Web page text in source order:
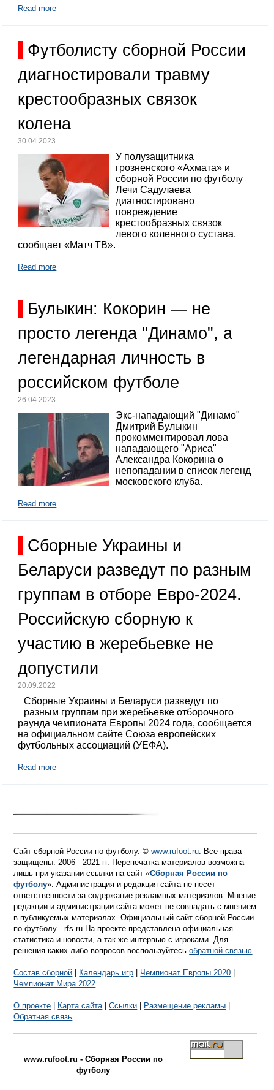
Read more
Футболисту сборной России
диагностировали травму
крестообразных связок
колена
30.04.2023
У полузащитника
грозненского «Ахмата» и
сборной России по футболу
Лечи Садулаева
диагностировано
повреждение
крестообразных связок
левого коленного сустава,
сообщает «Матч ТВ».
Read more
Булыкин: Кокорин — не
просто легенда "Динамо", а
легендарная личность в
российском футболе
26.04.2023
Экс-нападающий "Динамо"
Дмитрий Булыкин
прокомментировал лова
нападающего "Ариса"
Александра Кокорина о
непопадании в список легенд
московского клуба.
Read more
Сборные Украины и
Беларуси разведут по разным
группам в отборе Евро-2024.
Российскую сборную к
участию в жеребьевке не
допустили
20.09.2022
Сборные Украины и Беларуси разведут по
разным группам при жеребьевке отборочного
раунда чемпионата Европы 2024 года, сообщается
на официальном сайте Союза европейских
футбольных ассоциаций (УЕФА).
Read more
Сайт сборной России по футболу. ©www.rufoot.ru. Все права
защищены. 2006 - 2021 гг. Перепечатка материалов возможна
лишь при указании ссылки на сайт «Сборная России по
футболу». Администрация и редакция сайта не несет
ответственности за содержание рекламных материалов. Мнение
редакции и администрации сайта может не совпадать с мнением
в публикуемых материалах. Официальный сайт сборной России
по футболу - rfs.ru На проекте представлена официальная
статистика и новости, а так же интервью с игроками. Для
решения каких-либо вопросов воспользуйтесьобратной связью.
Состав сборной Календарь игр Чемпионат Европы 2020
Чемпионат Мира 2022
О проекте Карта сайта|Ссылки Размещение рекламы
Обратная связь
www.rufoot.ru - Сборная России по
футболу